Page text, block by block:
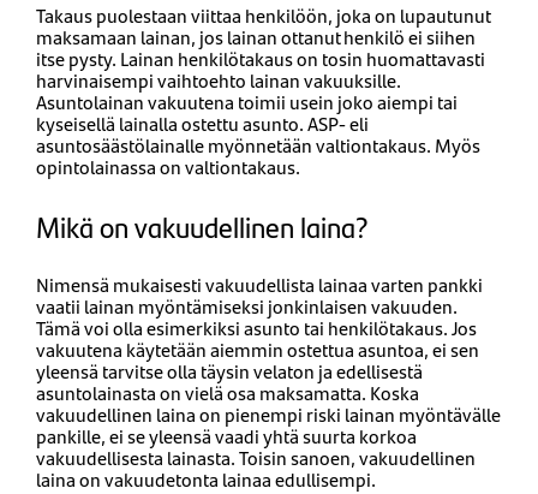
Takaus puolestaan viittaa henkilöön, joka on lupautunut
maksamaan lainan, jos lainan ottanut henkilö ei siihen
itse pysty. Lainan henkilötakaus on tosin huomattavasti
harvinaisempi vaihtoehto lainan vakuuksille.
Asuntolainan vakuutena toimii usein joko aiempi tai
kyseisellä lainalla ostettu asunto. ASP- eli
asuntosäästölainalle myönnetään valtiontakaus. Myös
opintolainassa on valtiontakaus.
Mikä on vakuudellinen laina?
Nimensä mukaisesti vakuudellista lainaa varten pankki
vaatii lainan myöntämiseksi jonkinlaisen vakuuden.
Tämä voi olla esimerkiksi asunto tai henkilötakaus. Jos
vakuutena käytetään aiemmin ostettua asuntoa, ei sen
yleensä tarvitse olla täysin velaton ja edellisestä
asuntolainasta on vielä osa maksamatta. Koska
vakuudellinen laina on pienempi riski lainan myöntävälle
pankille, ei se yleensä vaadi yhtä suurta korkoa
vakuudellisesta lainasta. Toisin sanoen, vakuudellinen
laina on vakuudetonta lainaa edullisempi.